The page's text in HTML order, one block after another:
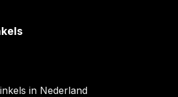
in Nederland